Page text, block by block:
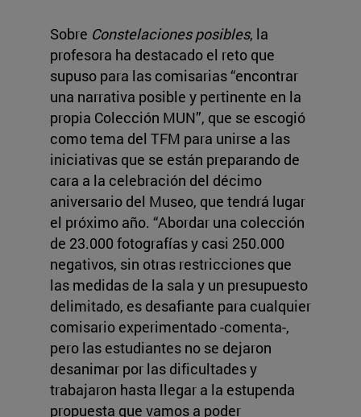
Sobre Constelaciones posibles, la
profesora ha destacado el reto que
supuso para las comisarias “encontrar
una narrativa posible y pertinente en la
propia Colección MUN”, que se escogió
como tema del TFM para unirse a las
iniciativas que se están preparando de
cara a la celebración del décimo
aniversario del Museo, que tendrá lugar
el próximo año. “Abordar una colección
de 23.000 fotografías y casi 250.000
negativos, sin otras restricciones que
las medidas de la sala y un presupuesto
delimitado, es desafiante para cualquier
comisario experimentado -comenta-,
pero las estudiantes no se dejaron
desanimar por las dificultades y
trabajaron hasta llegar a la estupenda
propuesta que vamos a poder